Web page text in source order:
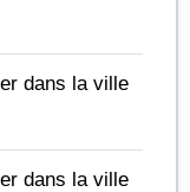
dans la ville
dans la ville